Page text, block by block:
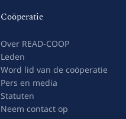
Coöperatie
Over READ-COOP
Leden
Word lid van de coöperatie
Pers en media
Statuten
Neem contact op